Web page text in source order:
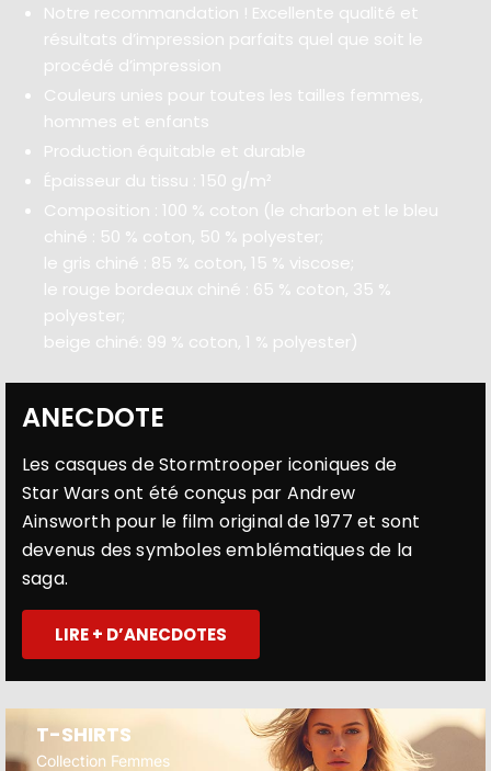
Notre recommandation ! Excellente qualité et
résultats d’impression parfaits quel que soit le
procédé d’impression
Couleurs unies pour toutes les tailles femmes,
hommes et enfants
Production équitable et durable
Épaisseur du tissu : 150 g/m²
Composition : 100 % coton (le charbon et le bleu
chiné : 50 % coton, 50 % polyester;
le gris chiné : 85 % coton, 15 % viscose;
le rouge bordeaux chiné : 65 % coton, 35 %
polyester;
beige chiné: 99 % coton, 1 % polyester)
ANECDOTE
Les casques de Stormtrooper iconiques de
Star Wars ont été conçus par Andrew
Ainsworth pour le film original de 1977 et sont
devenus des symboles emblématiques de la
saga.
LIRE + D’ANECDOTES
T-SHIRTS
Collection Femmes